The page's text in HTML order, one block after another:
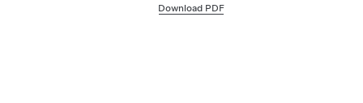
Download PDF